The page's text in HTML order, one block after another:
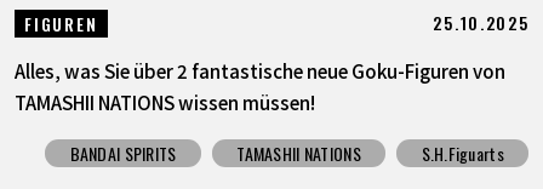
FIGUREN 25.10.2025
Alles, was Sie über 2 fantastische neue Goku-Figuren von
TAMASHII NATIONS wissen müssen!
BANDAI SPIRITS TAMASHII NATIONS S.H.Figuarts